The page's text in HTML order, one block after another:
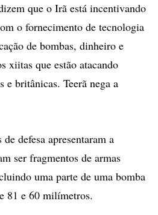
que o Irã está incentivando
o fornecimento de tecnologia
de bombas, dinheiro e
xiitas que estão atacando
e britânicas. Teerã nega a
defesa apresentaram a
ser fragmentos de armas
uma parte de uma bomba
81 e 60 milímetros.